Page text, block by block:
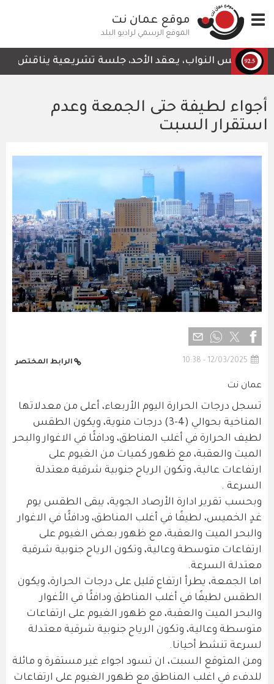
إلى
المحتوى
الرئيسي
Toggle
navigation
موقع عمان نت
الموقع الرسمي لراديو البلد
مجلس النواب، يعقد الأحد، جلسة تشريعية يناقش خلالها
أجواء لطيفة حتى الجمعة وعدم
استقرار السبت
12/03/2025 - 10:38 الرابط المختصر
عمان نت
تسجل درجات الحرارة اليوم الأربعاء، أعلى من معدلاتها
المناخية بحوالي (4-3) درجات منوية، ويكون الطقس
لطيف الحرارة في أغلب المناطق، ودافئًا في الاغوار والبحر
الميت والعقبة، مع ظهور كميات من الغيوم على
ارتفاعات عالية، وتكون الرياح جنوبية شرقية معتدلة
السرعة .
وبحسب تقرير ادارة الأرصاد الجوية، يبقى الطقس يوم
غدٍ الخميس، لطيفًا في أغلب المناطق، ودافئًا في الاغوار
والبحر الميت والعقبة، مع ظهور بعض الغيوم على
ارتفاعات متوسطة وعالية، وتكون الرياح جنوبية شرقية
معتدلة السرعة.
اما الجمعة، يطرأ ارتفاع قليل على درجات الحرارة، ويكون
الطقس لطيفًا في أغلب المناطق ودافئًا في الأغوار
والبحر الميت والعقبة، مع ظهور الغيوم على ارتفاعات
متوسطة وعالية، وتكون الرياح جنوبية شرقية معتدلة
لسرعة تنشط أحيانا.
ومن المتوقع السبت، ان تسود اجواء غير مستقرة و مائلة
للدفء في اغلب المناطق مع ظهور الغيوم على ارتفاعات